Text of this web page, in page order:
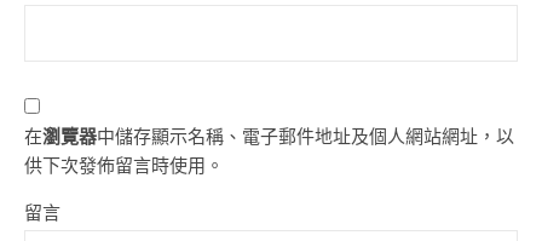
在瀏覽器中儲存顯示名稱、電子郵件地址及個人網站網址，以
供下次發佈留言時使用。
留言